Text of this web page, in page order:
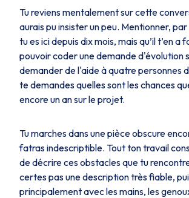
Tu reviens mentalement sur cette
aurais pu insister un peu. Mentionner,
tu es ici depuis dix mois, mais qu’il t’en a
pouvoir coder une demande d'évolution
demander de l'aide à quatre personnes
te demandes quelles sont les chances
encore un an sur le projet.
Tu marches dans une pièce obscure
fatras indescriptible. Tout ton travail
de décrire ces obstacles que tu
certes pas une description très fiable,
principalement avec les mains, les